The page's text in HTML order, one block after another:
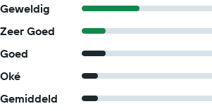
Geweldig
Zeer Goed
Goed
Oké
Gemiddeld